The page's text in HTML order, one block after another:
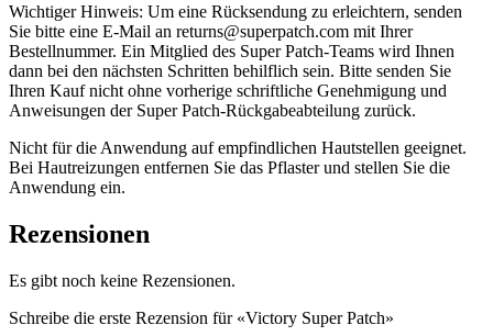
Wichtiger Hinweis: Um eine Rücksendung zu erleichtern, senden
Sie bitte eine E-Mail an returns@superpatch.com mit Ihrer
Bestellnummer. Ein Mitglied des Super Patch-Teams wird Ihnen
dann bei den nächsten Schritten behilflich sein. Bitte senden Sie
Ihren Kauf nicht ohne vorherige schriftliche Genehmigung und
Anweisungen der Super Patch-Rückgabeabteilung zurück.
Nicht für die Anwendung auf empfindlichen Hautstellen geeignet.
Bei Hautreizungen entfernen Sie das Pflaster und stellen Sie die
Anwendung ein.
Rezensionen
Es gibt noch keine Rezensionen.
Schreibe die erste Rezension für «Victory Super Patch»